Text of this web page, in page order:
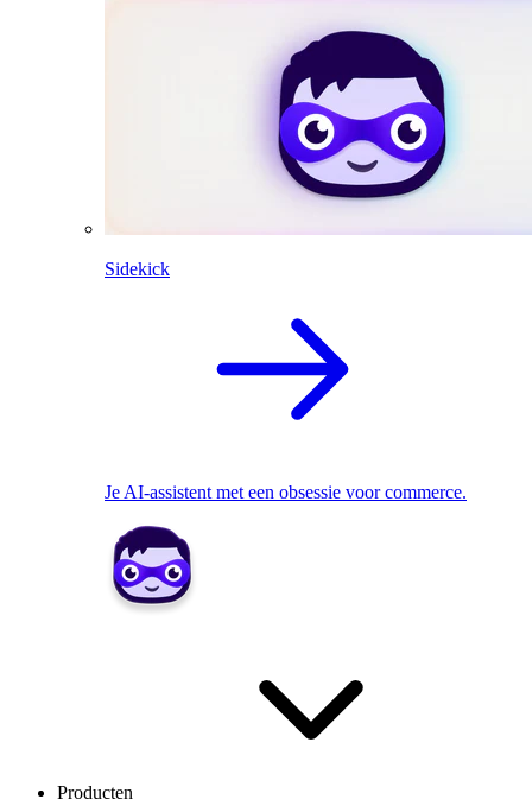
Sidekick
Je AI-assistent met een obsessie voor commerce.
Producten